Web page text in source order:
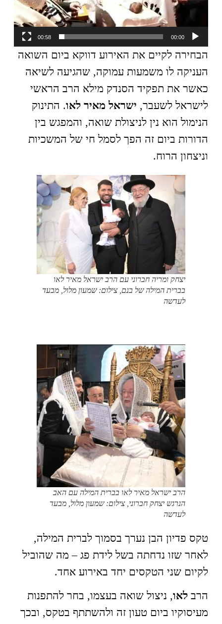
00:00
00:58
הבחירה לקיים את האירוע דווקא ביום השואה
העניקה לו משמעות עמוקה, שהגיעה לשיאה
כאשר את תפקיד הסנדק מילא הרב הראשי
לישראל לשעבר, ישראל מאיר לאו. התינוק
הנימול הוא נין לניצולת שואה, והמפגש בין
הדורות ביום זה הפך לסמל חי של המשכיות
וניצחון הרוח.
יצחק ומריה חברוני עם הרב ישראל מאיר לאו
בברית המילה של בנם, צילום: שמעון מלול, מבעד
לעדשה
הרב ישראל מאיר לאו בברית המילה עם האב
הנרגש יצחק חברוני, צילום: שמעון מלול, מבעד
לעדשה
טקס פדיון הבן נערך בסמוך לברית המילה,
לאחר שזו נדחתה בשל לידת פג – מה שהוביל
לקיום שני הטקסים יחד באירוע אחד.
הרב לאו, ניצול שואה בעצמו, בחר להתפנות
מעיסוקיו ביום טעון זה ולהשתתף בטקס, ובכך